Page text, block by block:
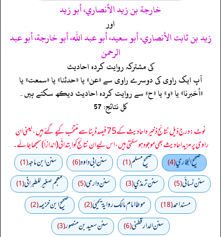
خارجة بن زيد الأنصاري، أبو زيد
اور
زيد بن ثابت الأنصاري، أبو سعيد، أبو عبد الله، أبو خارجة، أبو عبد
الرحمن
کی مشترکہ روایت کردہ احادیث
آپ ایک راوی کی دوسرے راوی سے «عن» یا «حدثنا» یا «سمعت» یا
«أخبرنا» یا «و» یا «ح» سے روایت کردہ احادیث دیکھ سکتے ہیں۔
کل نتائج: 57
نوٹ: درج ذیل نتائج ذخیرہ احادیث کے 75 فیصد ڈیٹا سے منتخب کیے گئے ہیں، یعنی ان
راوی پر مزید احادیث بھی موجود ہو سکتی ہیں، اس لیے ان نتائج کو ابتدائی (اندازاً) سمجھا جائے۔
صحيح البخاري(4) صحيح مسلم(1) سنن ابي داود(6) سنن ابن ماجه(1)
سنن نسائي(5) سنن ترمذي(3) سنن دارمي(5) معجم صغير للطبراني(1)
مسند احمد(18) موطا امام مالك رواية يحييٰ(2) صحيح ابن خزيمه(2)
سنن الدارقطني(6) سنن سعید بن منصور(3)